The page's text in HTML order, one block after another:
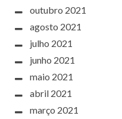
outubro 2021
agosto 2021
julho 2021
junho 2021
maio 2021
abril 2021
março 2021